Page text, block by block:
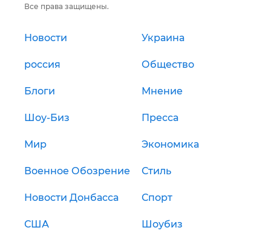
Все права защищены.
Новости Украина
россия Общество
Блоги Мнение
Шоу-Биз Пресса
Мир Экономика
Военное Обозрение Стиль
Новости Донбасса Спорт
США Шоубиз